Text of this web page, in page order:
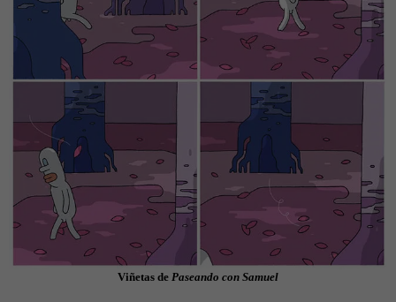
Viñetas de Paseando con Samuel